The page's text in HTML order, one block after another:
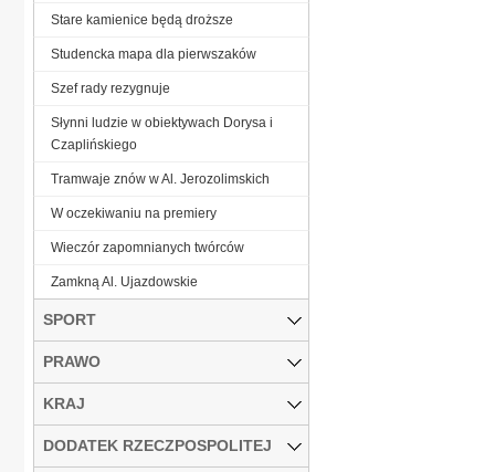
Stare kamienice będą droższe
Studencka mapa dla pierwszaków
Szef rady rezygnuje
Słynni ludzie w obiektywach Dorysa i
Czaplińskiego
Tramwaje znów w Al. Jerozolimskich
W oczekiwaniu na premiery
Wieczór zapomnianych twórców
Zamkną Al. Ujazdowskie
SPORT
PRAWO
KRAJ
DODATEK RZECZPOSPOLITEJ